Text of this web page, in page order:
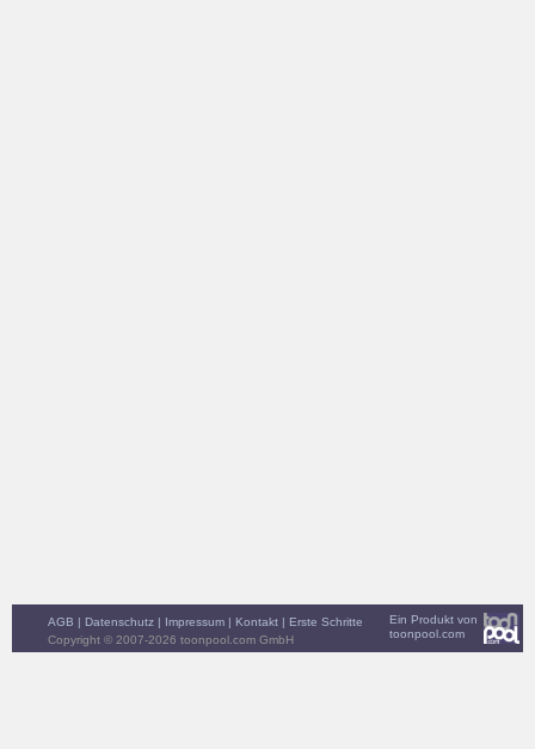
Ein Produkt von
toonpool.com
AGB | Datenschutz | Impressum | Kontakt | Erste Schritte
Copyright © 2007-2026 toonpool.com GmbH